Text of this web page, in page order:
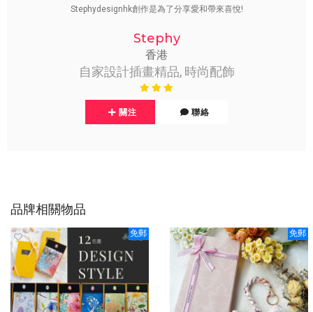
Stephydesignhk創作是為了分享愛和帶來喜悅!
Stephy
香港
自家設計插畫精品, 時尚配飾
關注 聯絡
品牌相關物品
免郵 免郵